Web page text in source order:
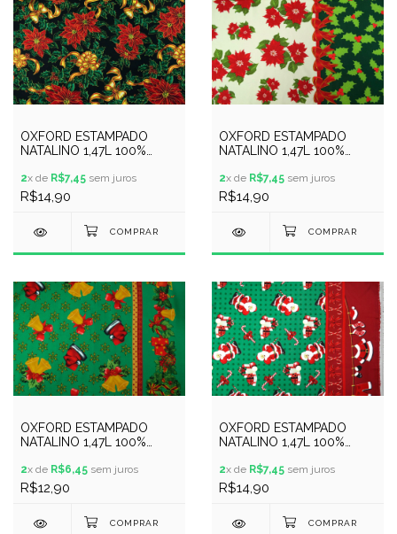
OXFORD ESTAMPADO
NATALINO 1,47L 100%
2x de R$7,45 sem juros
R$14,90
OXFORD ESTAMPADO
NATALINO 1,47L 100%
2x de R$7,45 sem juros
R$14,90
OXFORD ESTAMPADO
NATALINO 1,47L 100%
2x de R$6,45 sem juros
R$12,90
OXFORD ESTAMPADO
NATALINO 1,47L 100%
2x de R$7,45 sem juros
R$14,90